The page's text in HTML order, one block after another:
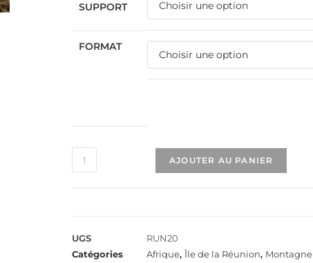
SUPPORT
FORMAT
AJOUTER AU PANIER
UGS
RUN20
Catégories
Afrique, Île de la Réunion, Montagne